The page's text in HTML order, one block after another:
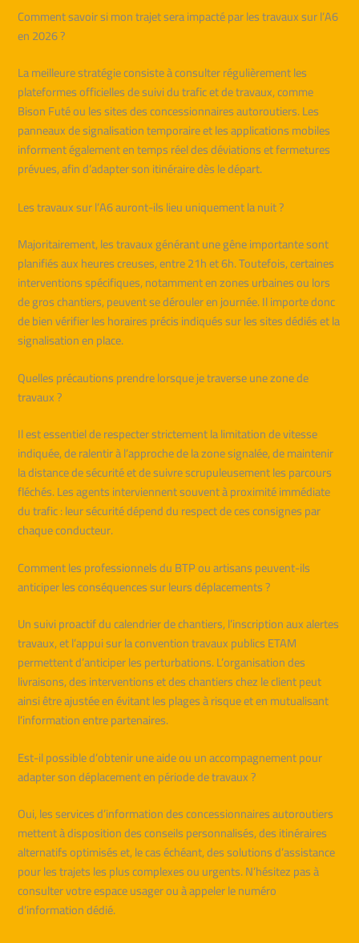
Comment savoir si mon trajet sera impacté par les travaux sur l’A6
en 2026 ?
La meilleure stratégie consiste à consulter régulièrement les
plateformes officielles de suivi du trafic et de travaux, comme
Bison Futé ou les sites des concessionnaires autoroutiers. Les
panneaux de signalisation temporaire et les applications mobiles
informent également en temps réel des déviations et fermetures
prévues, afin d’adapter son itinéraire dès le départ.
Les travaux sur l’A6 auront-ils lieu uniquement la nuit ?
Majoritairement, les travaux générant une gêne importante sont
planifiés aux heures creuses, entre 21h et 6h. Toutefois, certaines
interventions spécifiques, notamment en zones urbaines ou lors
de gros chantiers, peuvent se dérouler en journée. Il importe donc
de bien vérifier les horaires précis indiqués sur les sites dédiés et la
signalisation en place.
Quelles précautions prendre lorsque je traverse une zone de
travaux ?
Il est essentiel de respecter strictement la limitation de vitesse
indiquée, de ralentir à l’approche de la zone signalée, de maintenir
la distance de sécurité et de suivre scrupuleusement les parcours
fléchés. Les agents interviennent souvent à proximité immédiate
du trafic : leur sécurité dépend du respect de ces consignes par
chaque conducteur.
Comment les professionnels du BTP ou artisans peuvent-ils
anticiper les conséquences sur leurs déplacements ?
Un suivi proactif du calendrier de chantiers, l’inscription aux alertes
travaux, et l’appui sur la convention travaux publics ETAM
permettent d’anticiper les perturbations. L’organisation des
livraisons, des interventions et des chantiers chez le client peut
ainsi être ajustée en évitant les plages à risque et en mutualisant
l’information entre partenaires.
Est-il possible d’obtenir une aide ou un accompagnement pour
adapter son déplacement en période de travaux ?
Oui, les services d’information des concessionnaires autoroutiers
mettent à disposition des conseils personnalisés, des itinéraires
alternatifs optimisés et, le cas échéant, des solutions d’assistance
pour les trajets les plus complexes ou urgents. N’hésitez pas à
consulter votre espace usager ou à appeler le numéro
d’information dédié.